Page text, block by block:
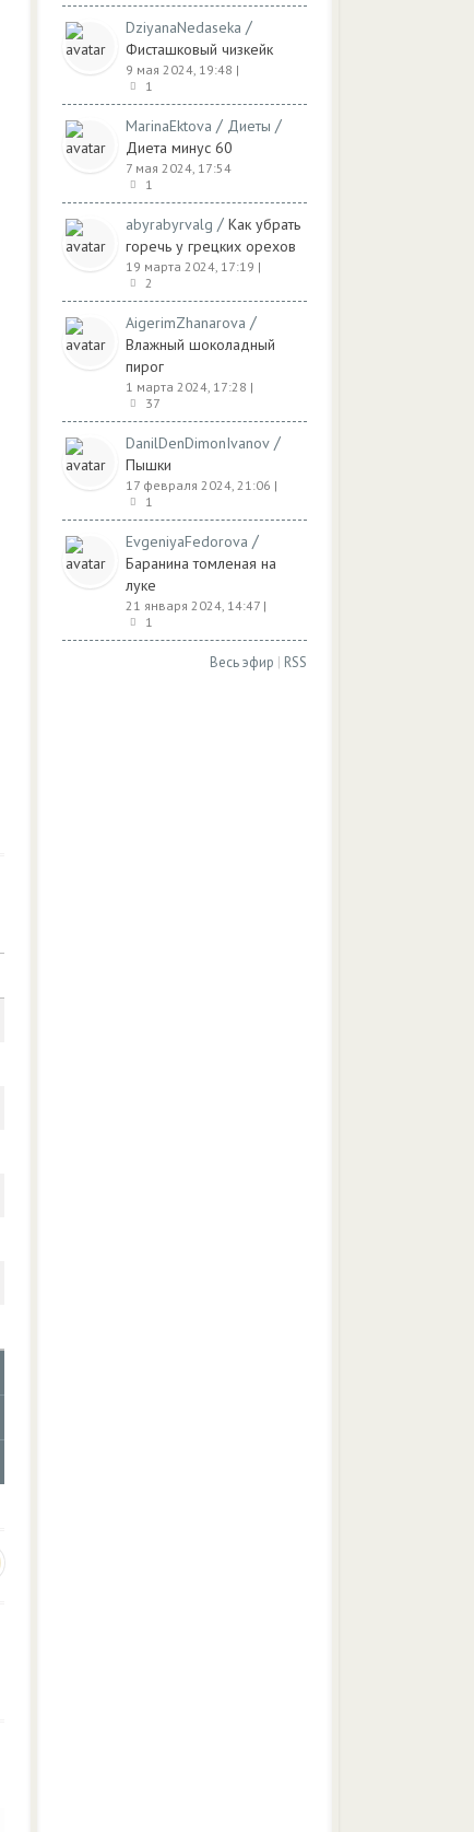
DziyanaNedaseka /
Фисташковый чизкейк
9 мая 2024, 19:48 |
1
MarinaEktova / Диеты /
Диета минус 60
7 мая 2024, 17:54
1
abyrabyrvalg / Как убрать
горечь у грецких орехов
19 марта 2024, 17:19 |
2
AigerimZhanarova /
Влажный шоколадный
пирог
1 марта 2024, 17:28 |
37
DanilDenDimonIvanov /
Пышки
17 февраля 2024, 21:06 |
1
EvgeniyaFedorova /
Баранина томленая на
луке
21 января 2024, 14:47 |
1
Весь эфир | RSS